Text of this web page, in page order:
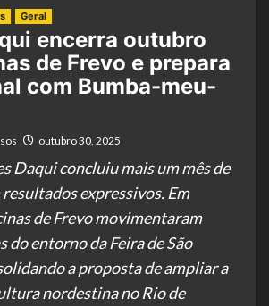
Geral
encerra outubro
de Frevo e prepara
com Bumba-meu-
outubro 30, 2025
Daqui concluiu mais um mês de
expressivos. Em
de Frevo movimentaram
do entorno da Feira de São
a proposta de ampliar a
nordestina no Rio de